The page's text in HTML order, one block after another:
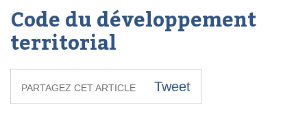
Code du développement
territorial
PARTAGEZ CET ARTICLE Tweet